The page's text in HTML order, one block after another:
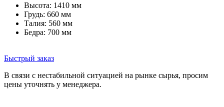
Высота: 1410 мм
Грудь: 660 мм
Талия: 560 мм
Бедра: 700 мм
Быстрый заказ
В связи с нестабильной ситуацией на рынке сырья, просим
цены уточнять у менеджера.